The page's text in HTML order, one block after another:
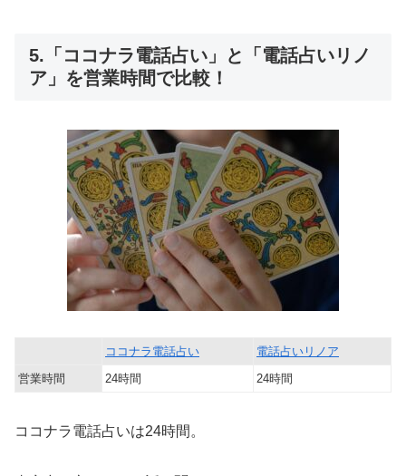
5.「ココナラ電話占い」と「電話占いリノ
ア」を営業時間で比較！
ココナラ電話占い
電話占いリノア
営業時間
24時間 24時間
ココナラ電話占いは24時間。